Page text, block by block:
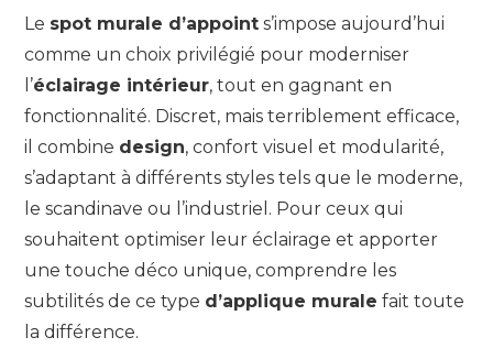
Le spot murale d’appoint s’impose aujourd’hui
comme un choix privilégié pour moderniser
l’éclairage intérieur, tout en gagnant en
fonctionnalité. Discret, mais terriblement efficace,
il combine design, confort visuel et modularité,
s’adaptant à différents styles tels que le moderne,
le scandinave ou l’industriel. Pour ceux qui
souhaitent optimiser leur éclairage et apporter
une touche déco unique, comprendre les
subtilités de ce type d’applique murale fait toute
la différence.